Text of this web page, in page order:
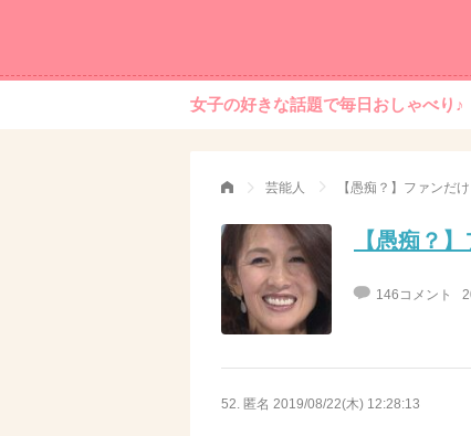
女子の好きな話題で毎日おしゃべり♪
芸能人 【愚痴？】ファンだ
【愚痴？
146コメント
52. 匿名 2019/08/22(木) 12:28:13